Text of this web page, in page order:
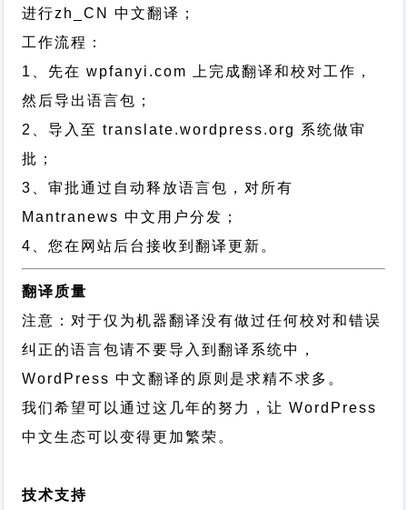
进行zh_CN
中文翻译；
工作流程：
1、先在 wpfanyi.com 上完成翻译和校对工作，
然后导出语言包；
2、导入至 translate.wordpress.org 系统做审
批；
3、审批通过自动释放语言包，对所有
Mantranews 中文用户分发；
4、您在网站后台接收到翻译更新。
翻译质量
注意：对于仅为机器翻译没有做过任何校对和错误
纠正的语言包请不要导入到翻译系统中，
WordPress 中文翻译的原则 是求精不求多。
我们希望可以通过这几年的努力，让 WordPress
中文生态可以变得更加繁荣。
技术支持